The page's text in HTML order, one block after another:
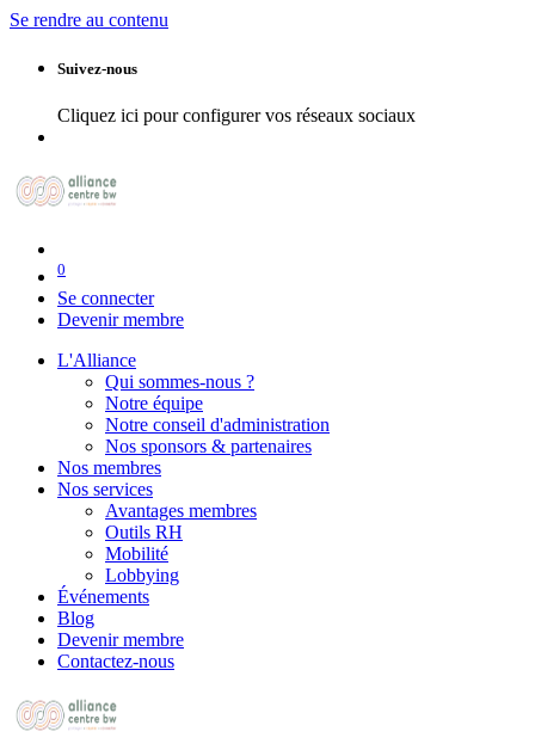
Se rendre au contenu
Suivez-nous
Cliquez ici pour configurer vos réseaux sociaux
0
Se connecter
Devenir membre
L'Alliance
Qui sommes-nous ?
Notre équipe
Notre conseil d'administration
Nos sponsors & partenaires
Nos membres
Nos services
Avantages membres
Outils RH
Mobilité
Lobbying
Événements
Blog
Devenir membre
Contactez-nous